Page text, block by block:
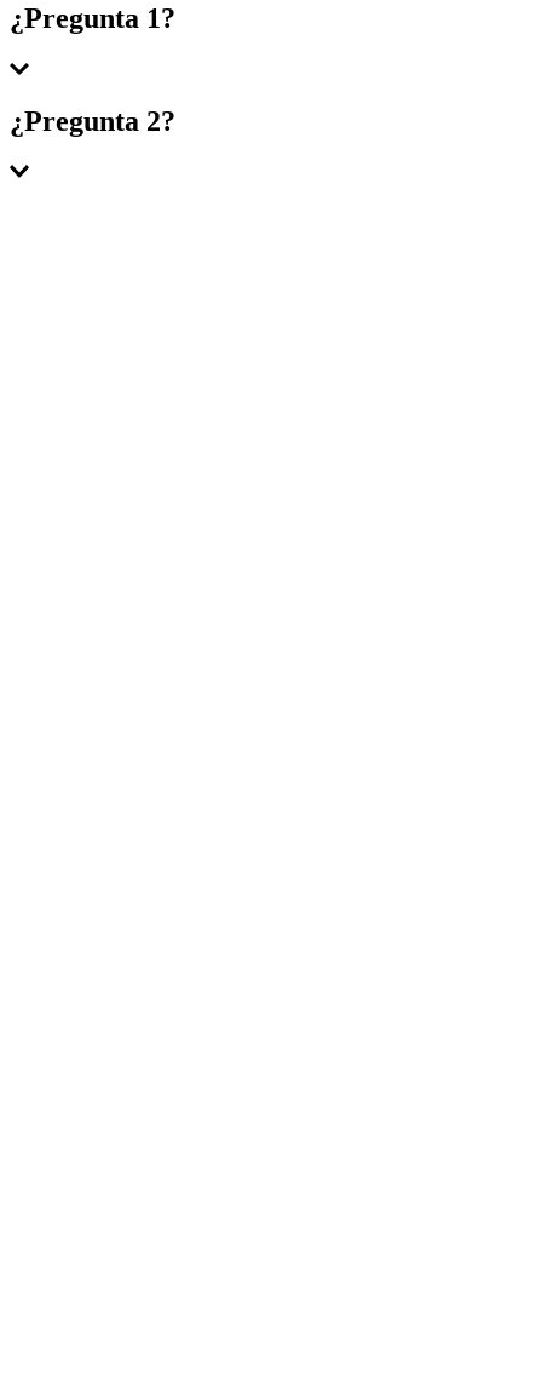
¿Pregunta 1?
Respuesta 1
¿Pregunta 2?